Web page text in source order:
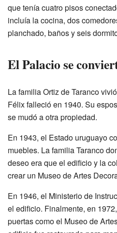
que tenía cuatro pisos
incluía la cocina, dos
planchado, baños y seis
El Palacio se
La familia Ortiz de Taranco
Félix falleció en 1940. Su
se mudó a otra propiedad.
En 1943, el Estado uruguayo
muebles. La familia Taranco
deseo era que el edificio y la
crear un Museo de Artes
En 1946, el Ministerio de
el edificio. Finalmente, en
puertas como el Museo de